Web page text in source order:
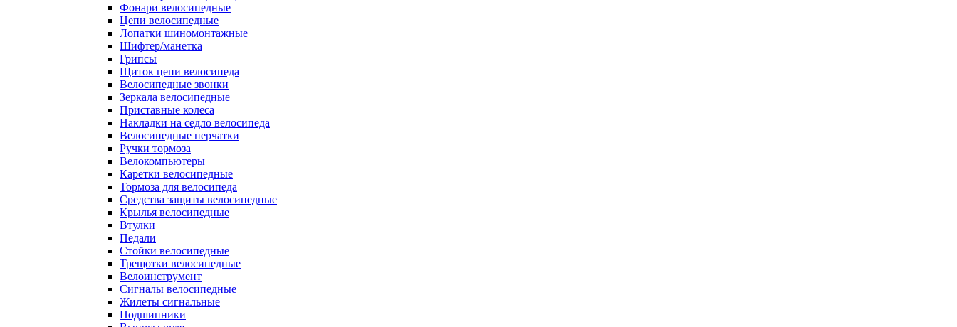
Фонари велосипедные
Цепи велосипедные
Лопатки шиномонтажные
Шифтер/манетка
Грипсы
Щиток цепи велосипеда
Велосипедные звонки
Зеркала велосипедные
Приставные колеса
Накладки на седло велосипеда
Велосипедные перчатки
Ручки тормоза
Велокомпьютеры
Каретки велосипедные
Тормоза для велосипеда
Средства защиты велосипедные
Крылья велосипедные
Втулки
Педали
Стойки велосипедные
Трещотки велосипедные
Велоинструмент
Сигналы велосипедные
Жилеты сигнальные
Подшипники